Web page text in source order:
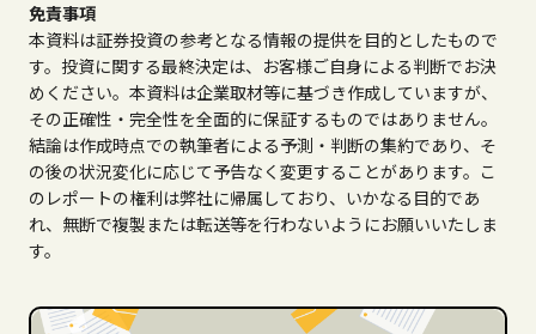
免責事項
本資料は証券投資の参考となる情報の提供を目的としたもので
す。投資に関する最終決定は、お客様ご自身による判断でお決
めください。本資料は企業取材等に基づき作成していますが、
その正確性・完全性を全面的に保証するものではありません。
結論は作成時点での執筆者による予測・判断の集約であり、そ
の後の状況変化に応じて予告なく変更することがあります。こ
のレポートの権利は弊社に帰属しており、いかなる目的であ
れ、無断で複製または転送等を行わないようにお願いいたしま
す。